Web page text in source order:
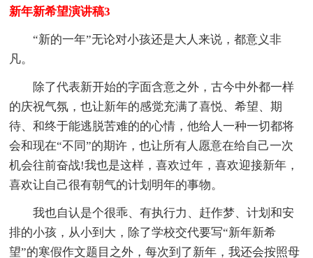
新年新希望演讲稿3
“新的一年”无论对小孩还是大人来说，都意义非
凡。
除了代表新开始的字面含意之外，古今中外都一样
的庆祝气氛，也让新年的感觉充满了喜悦、希望、期
待、和终于能逃脱苦难的的心情，他给人一种一切都将
会和现在“不同”的期许，也让所有人愿意在给自己一次
机会往前奋战!我也是这样，喜欢过年，喜欢迎接新年，
喜欢让自己很有朝气的计划明年的事物。
我也自认是个很乖、有执行力、赶作梦、计划和安
排的小孩，从小到大，除了学校交代要写“新年新希
望”的寒假作文题目之外，每次到了新年，我还会按照母